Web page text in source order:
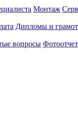
Монтаж
Дипломы и
вопросы